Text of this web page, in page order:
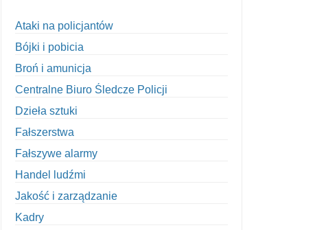
Ataki na policjantów
Bójki i pobicia
Broń i amunicja
Centralne Biuro Śledcze Policji
Dzieła sztuki
Fałszerstwa
Fałszywe alarmy
Handel ludźmi
Jakość i zarządzanie
Kadry